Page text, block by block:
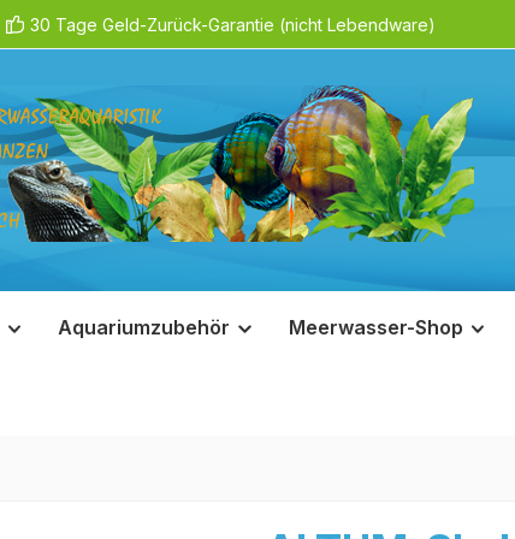
30 Tage Geld-Zurück-Garantie (nicht Lebendware)
Aquariumzubehör Meerwasser-Shop